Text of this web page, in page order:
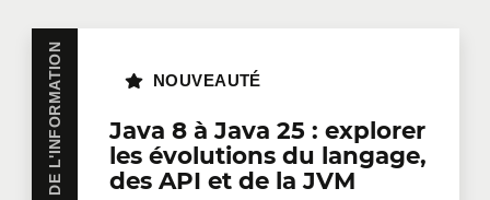
Ce module vous propose la consultation
d’une vidéo d’une durée de 00h48.
Les formulaires
Vous avez plusieurs employés intéressés par une
même formation? Que ce soit en présentiel dans
vos bureaux ou à distance en mode virtuel, nous
offrons des formations privées adaptées aux
besoins de votre équipe. Des tarifs de groupes sont
disponibles.Contactez-nouspour plus de détails ou
demandez une soumission en ligne.
Java 8 à Java 25 : explorer
les évolutions du langage,
des API et de la JVM
NOUVEAUTÉ